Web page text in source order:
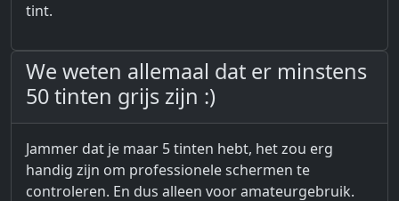
tint.
We weten allemaal dat er minstens
50 tinten grijs zijn :)
Jammer dat je maar 5 tinten hebt, het zou erg
handig zijn om professionele schermen te
controleren. En dus alleen voor amateurgebruik.